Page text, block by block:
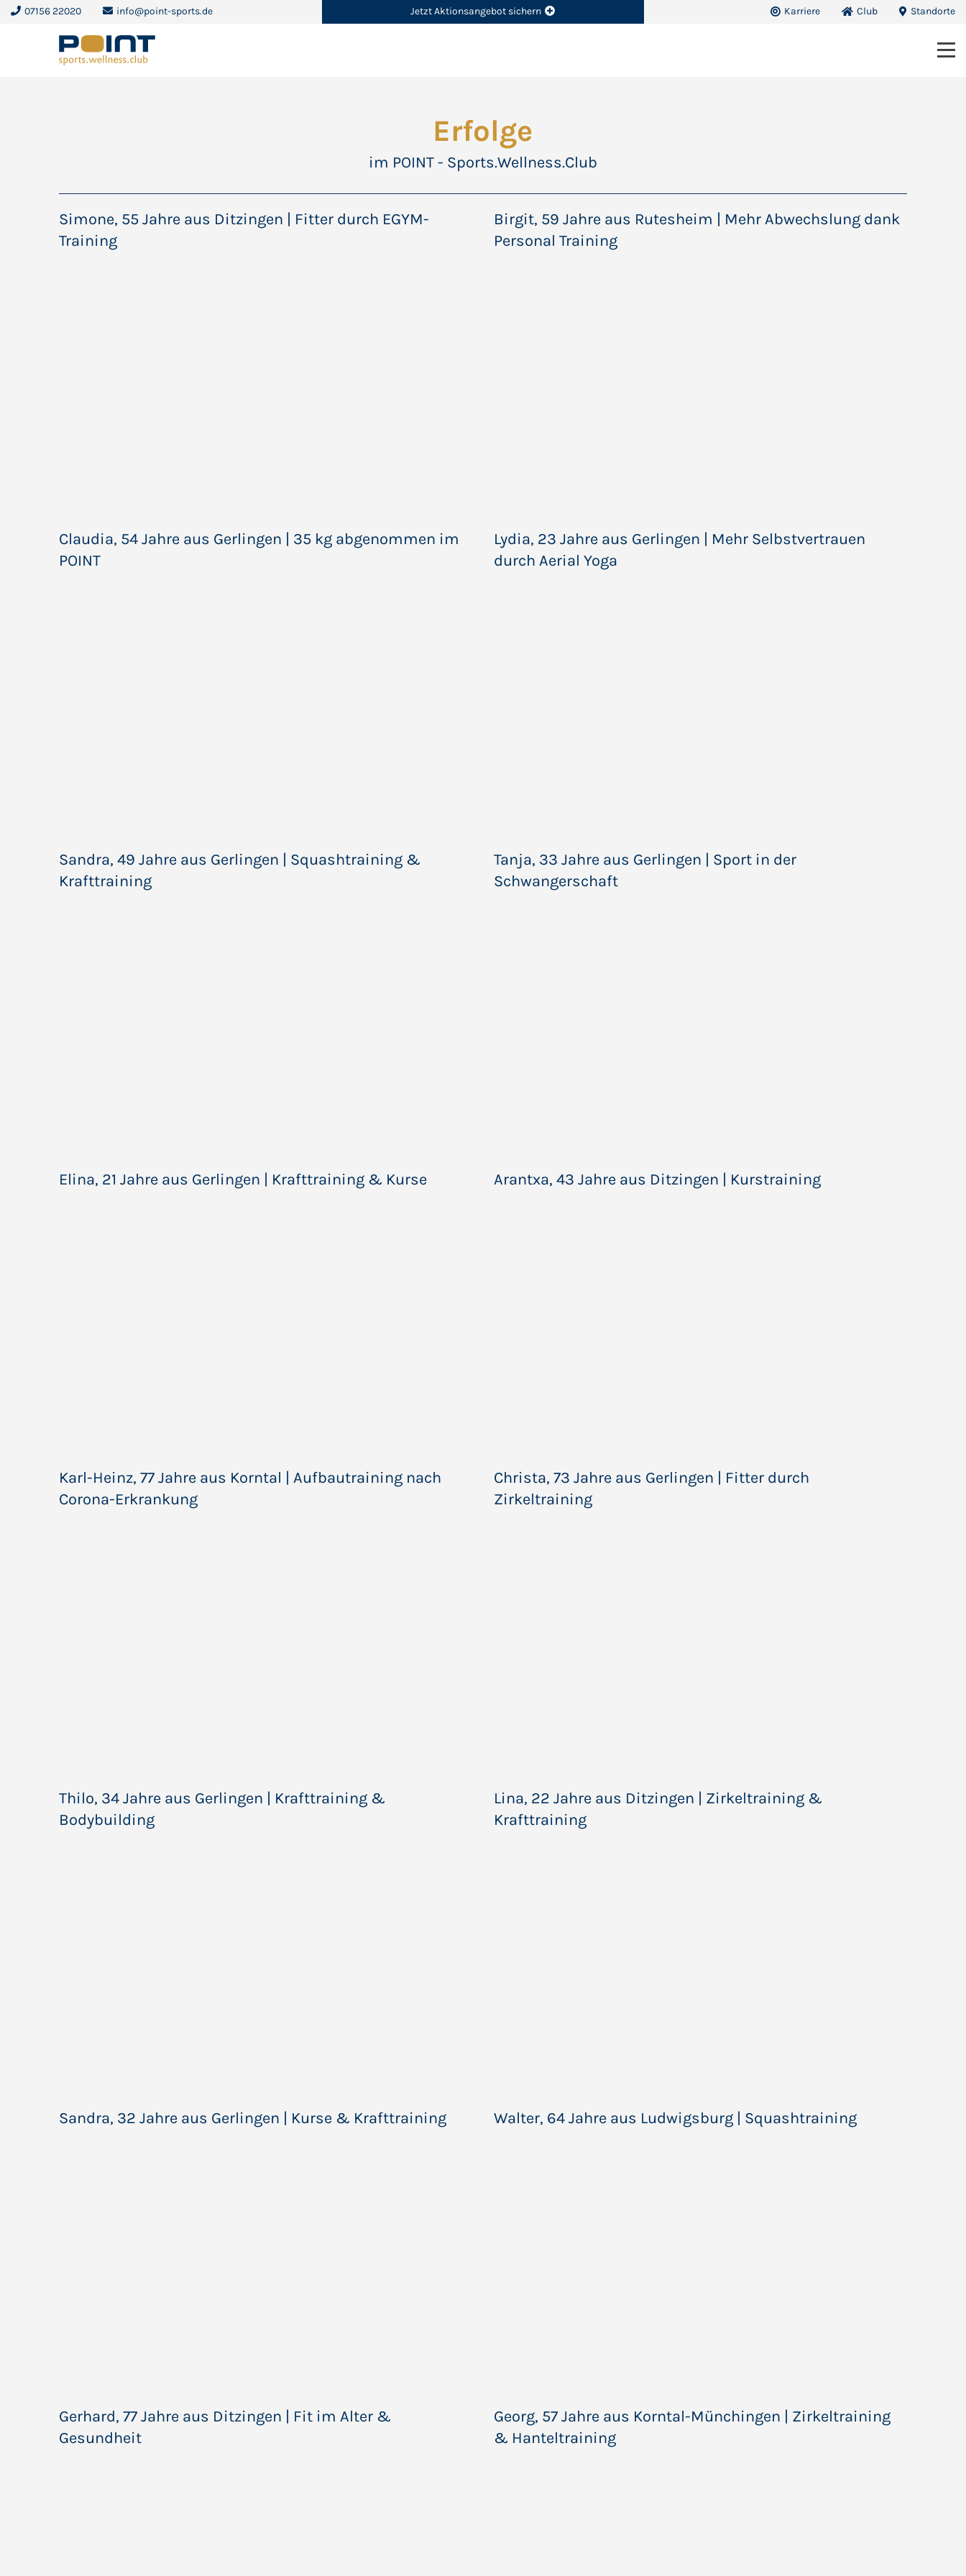
Jetzt Aktionsangebot sichern
07156 22020 info@point-sports.de Karriere Club Standorte
Erfolge
im POINT - Sports.Wellness.Club
Simone, 55 Jahre aus Ditzingen | Fitter durch EGYM-
Training
Claudia, 54 Jahre aus Gerlingen | 35 kg abgenommen im
POINT
Sandra, 49 Jahre aus Gerlingen | Squashtraining &
Krafttraining
Elina, 21 Jahre aus Gerlingen | Krafttraining & Kurse
Karl-Heinz, 77 Jahre aus Korntal | Aufbautraining nach
Corona-Erkrankung
Thilo, 34 Jahre aus Gerlingen | Krafttraining &
Bodybuilding
Sandra, 32 Jahre aus Gerlingen | Kurse & Krafttraining
Gerhard, 77 Jahre aus Ditzingen | Fit im Alter &
Gesundheit
Birgit, 59 Jahre aus Rutesheim | Mehr Abwechslung dank
Personal Training
Lydia, 23 Jahre aus Gerlingen | Mehr Selbstvertrauen
durch Aerial Yoga
Tanja, 33 Jahre aus Gerlingen | Sport in der
Schwangerschaft
Arantxa, 43 Jahre aus Ditzingen | Kurstraining
Christa, 73 Jahre aus Gerlingen | Fitter durch
Zirkeltraining
Lina, 22 Jahre aus Ditzingen | Zirkeltraining &
Krafttraining
Walter, 64 Jahre aus Ludwigsburg | Squashtraining
Georg, 57 Jahre aus Korntal-Münchingen | Zirkeltraining
& Hanteltraining